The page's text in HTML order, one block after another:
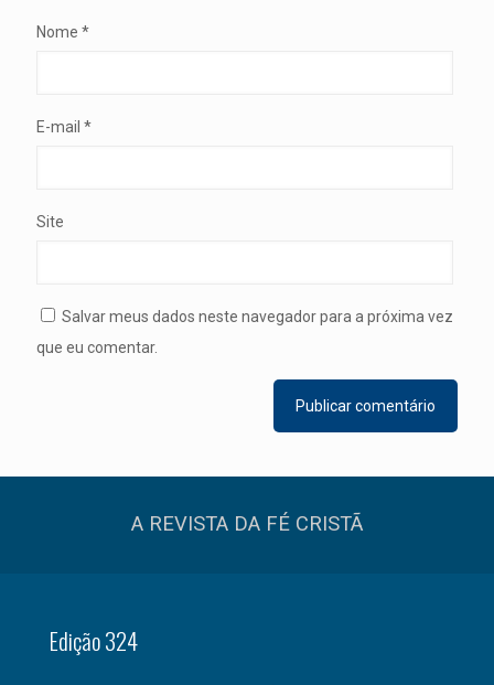
Nome *
E-mail *
Site
Salvar meus dados neste navegador para a próxima vez
que eu comentar.
A REVISTA DA FÉ CRISTÃ
Edição 324